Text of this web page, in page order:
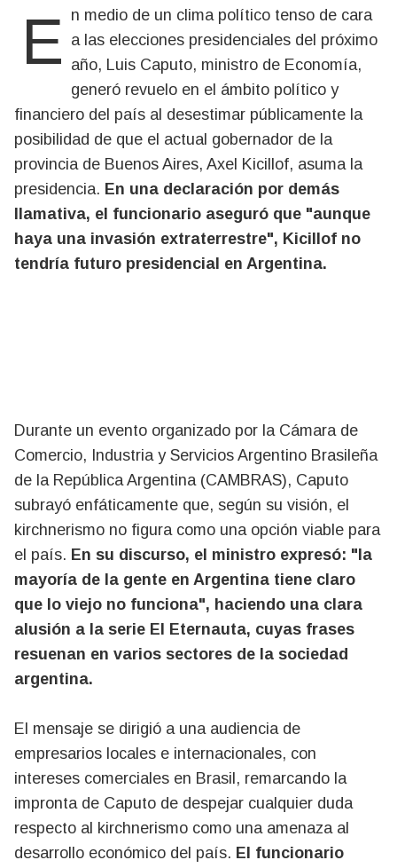
En medio de un clima político tenso de cara a las elecciones presidenciales del próximo
año, Luis Caputo, ministro de Economía,
generó revuelo en el ámbito político y
financiero del país al desestimar públicamente la
posibilidad de que el actual gobernador de la
provincia de Buenos Aires, Axel Kicillof, asuma la
presidencia. En una declaración por demás
llamativa, el funcionario aseguró que "aunque
haya una invasión extraterrestre", Kicillof no
tendría futuro presidencial en Argentina.
Durante un evento organizado por la Cámara de
Comercio, Industria y Servicios Argentino Brasileña
de la República Argentina (CAMBRAS), Caputo
subrayó enfáticamente que, según su visión, el
kirchnerismo no figura como una opción viable para
el país. En su discurso, el ministro expresó: "la
mayoría de la gente en Argentina tiene claro
que lo viejo no funciona", haciendo una clara
alusión a la serie El Eternauta, cuyas frases
resuenan en varios sectores de la sociedad
argentina.
El mensaje se dirigió a una audiencia de
empresarios locales e internacionales, con
intereses comerciales en Brasil, remarcando la
impronta de Caputo de despejar cualquier duda
respecto al kirchnerismo como una amenaza al
desarrollo económico del país. El funcionario